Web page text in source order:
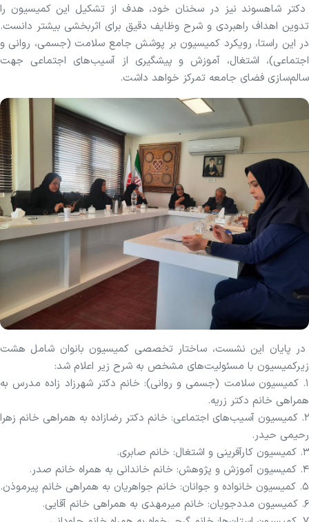
دکتر شاهسوند نیز در سخنان خود، هدف از تشکیل این کمیسیون را
تدوین اهداف راهبردی و شرح وظایف دقیق برای اثربخشی بیشتر دانست.
در این راستا، رویکرد کمیسیون بر پوشش جامع سلامت (جسمی، روانی و
اجتماعی)، اشتغال، آموزش و پیشگیری از آسیب‌های اجتماعی جهت
سالم‌سازی فضای جامعه تمرکز خواهد داشت.
در پایان این نشست، ساختار تخصصی کمیسیون بانوان شامل هشت
زیرکمیسیون با مسئولیت‌های مشخص به شرح زیر اعلام شد:
۱. کمیسیون سلامت (جسمی و روانی): خانم دکتر شهرزاد زاده مدرس به
همراهی خانم دکتر زریه.
۲. کمیسیون آسیب‌های اجتماعی: خانم دکتر رضازاده به همراهی خانم زهرا
رحیمی حیدر.
۳. کمیسیون کارآفرینی و اشتغال: خانم صابری.
۴. کمیسیون آموزش و پژوهش: خانم‌ خاندانی به همراه خانم صدر.
۵. کمیسیون خانواده و جوانان: خانم جواهریان به همراهی خانم پیرموذن.
۶. کمیسیون مددجویان: خانم‌ میرمهدی به همراهی خانم آقایی.